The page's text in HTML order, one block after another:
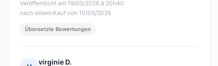
Veröffentlicht am 19/05/2026 à 20h40
nach einem Kauf von 10/05/2026
Übersetzte Bewertungen
virginie D.